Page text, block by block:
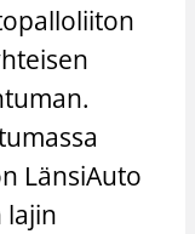
LänsiAuto
lajin